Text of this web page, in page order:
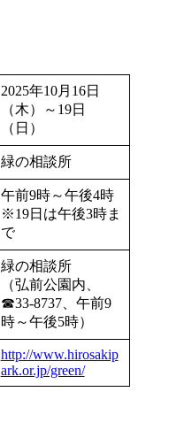
2025年10月16日
（木）～19日
（日）
緑の相談所
午前9時～午後4時
※19日は午後3時ま
で
緑の相談所
（弘前公園内、
☎33-8737、午前9
時～午後5時）
http://www.hirosakip
ark.or.jp/green/